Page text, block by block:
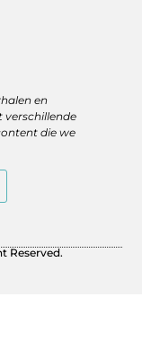
en
verschillende
die we
Reserved.